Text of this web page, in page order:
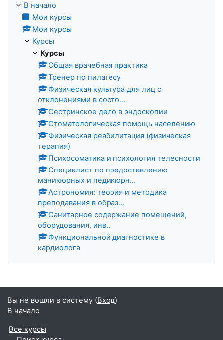
В начало
Мои курсы
Мои курсы
Курсы
Курсы
Общая врачебная практика
Тренер по пилатесу
Физическая культура для лиц с
отклонениями в состо...
Сестринское дело в эндоскопии
Стоматологическая помощь населению
Физическая реабилитация (физическая
терапия)
Психосоматика и психология телесности
Специалист по предоставлению
маникюрных и педикюрн...
Астрономия: теория и методика
преподавания в образ...
Санитарное содержание помещений,
оборудования, инв...
Функциональной диагностике в
кардиолога
Вы не вошли в систему (Вход)
В начало
Все курсы